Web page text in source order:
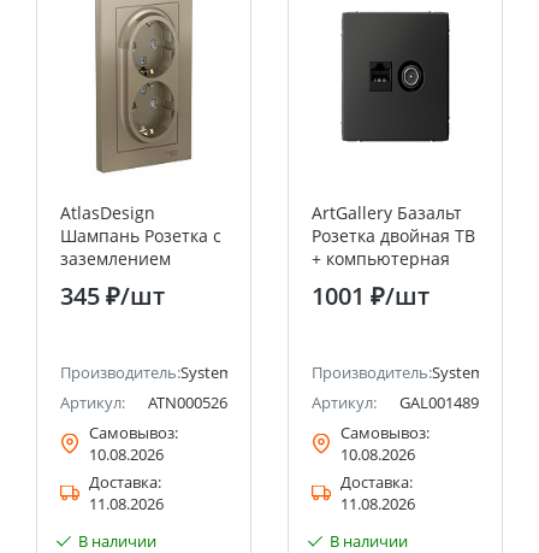
(ранее Schneider Electric)
AtlasDesign
Шампань Розетка с
заземлением
двойная, со
шторками 16А, (в
(Schneider Electric)
345 ₽/шт
Производитель:Systeme Electric (ранее Schneider Electric)
Артикул:
ATN000526
Самовывоз:
10.08.2026
Доставка:
11.08.2026
В наличии
ArtGallery Базальт
Розетка двойная ТВ
+ компьютерная
RJ45, кат. 5Е
Systeme Electric
1001 ₽/шт
Производитель:Systeme
Артикул:
GAL001489
Самовывоз:
10.08.2026
Доставка:
11.08.2026
В наличии